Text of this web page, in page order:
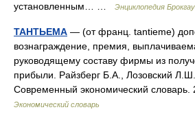
установленным… …
Энциклопедия
ТАНТЬЕМА — (от франц. tantieme)
вознаграждение, премия,
руководящему составу фирмы из
прибыли. Райзберг Б.А., Лозовский
Современный экономический
Экономический словарь